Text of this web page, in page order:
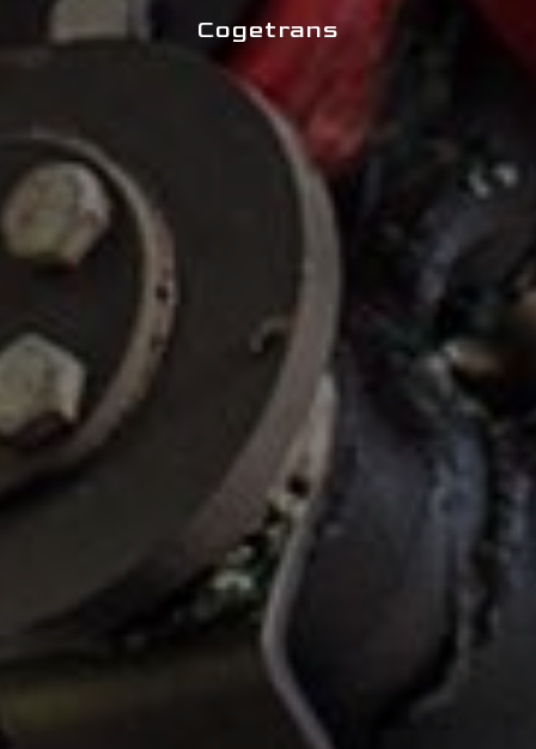
Cogetrans